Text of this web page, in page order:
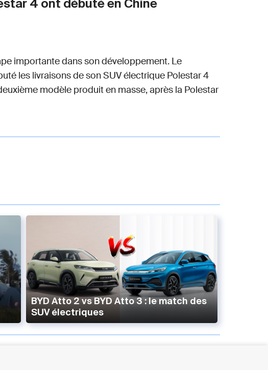
4 ont débuté en Chine
importante dans son développement. Le
les livraisons de son SUV électrique Polestar 4
modèle produit en masse, après la Polestar
BYD Atto 2 vs BYD Atto 3 : le match des
SUV électriques